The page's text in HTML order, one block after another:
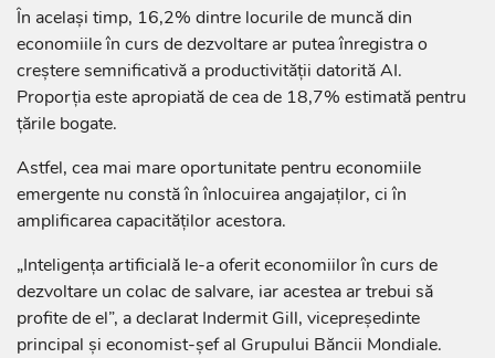
În același timp, 16,2% dintre locurile de muncă din
economiile în curs de dezvoltare ar putea înregistra o
creștere semnificativă a productivității datorită AI.
Proporția este apropiată de cea de 18,7% estimată pentru
țările bogate.
Astfel, cea mai mare oportunitate pentru economiile
emergente nu constă în înlocuirea angajaților, ci în
amplificarea capacităților acestora.
„Inteligența artificială le-a oferit economiilor în curs de
dezvoltare un colac de salvare, iar acestea ar trebui să
profite de el”, a declarat Indermit Gill, vicepreședinte
principal și economist-șef al Grupului Băncii Mondiale.